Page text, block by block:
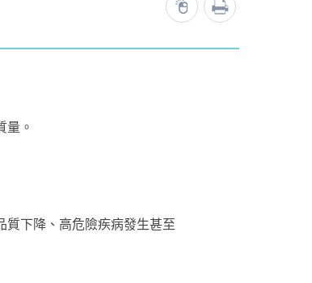
量。
質下降、高危險疾病發生甚至